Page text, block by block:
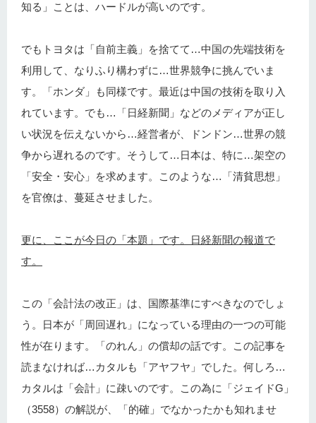
知る」ことは、ハードルが高いのです。
でもトヨタは「自前主義」を捨てて…中国の先端技術を
利用して、なりふり構わずに…世界競争に挑んでいま
す。「ホンダ」も同様です。最近は中国の技術を取り入
れています。でも…「日経新聞」などのメディアが正し
い状況を伝えないから…経営者が、ドンドン…世界の競
争から遅れるのです。そうして…日本は、特に…架空の
「安全・安心」を求めます。このような…「清貧思想」
を官僚は、蔓延させました。
更に、ここが今日の「本題」です。日経新聞の報道で
す。
この「会計法の改正」は、国際基準にすべきなのでしょ
う。日本が「周回遅れ」になっている理由の一つの可能
性が在ります。「のれん」の償却の話です。この記事を
読まなければ…カタルも「アヤフヤ」でした。何しろ…
カタルは「会計」に疎いのです。この為に「ジェイドG」
（3558）の解説が、「的確」でなかったかも知れませ